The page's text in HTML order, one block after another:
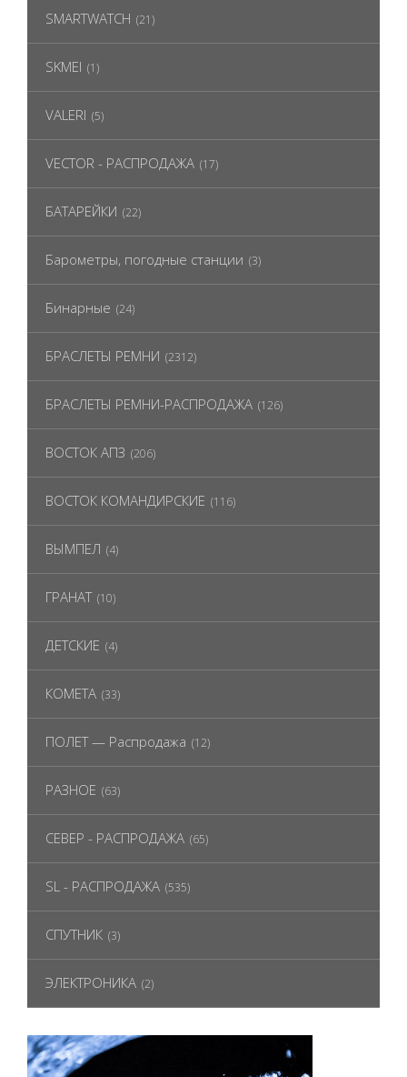
SMARTWATCH (21)
SKMEI (1)
VALERI (5)
VECTOR - РАСПРОДАЖА (17)
БАТАРЕЙКИ (22)
Барометры, погодные станции (3)
Бинарные (24)
БРАСЛЕТЫ РЕМНИ (2312)
БРАСЛЕТЫ РЕМНИ-РАСПРОДАЖА (126)
ВОСТОК АПЗ (206)
ВОСТОК КОМАНДИРСКИЕ (116)
ВЫМПЕЛ (4)
ГРАНАТ (10)
ДЕТСКИЕ (4)
КОМЕТА (33)
ПОЛЕТ — Распродажа (12)
РАЗНОЕ (63)
СЕВЕР - РАСПРОДАЖА (65)
SL - РАСПРОДАЖА (535)
СПУТНИК (3)
ЭЛЕКТРОНИКА (2)